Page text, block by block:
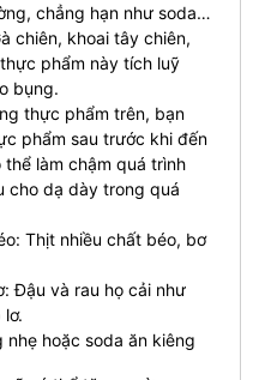
chẳng hạn như soda…
chiên, khoai tây chiên,
phẩm này tích luỹ
bụng.
thực phẩm trên, bạn
phẩm sau trước khi đến
làm chậm quá trình
cho dạ dày trong quá
Thịt nhiều chất béo, bơ
Đậu và rau họ cải như
hoặc soda ăn kiêng